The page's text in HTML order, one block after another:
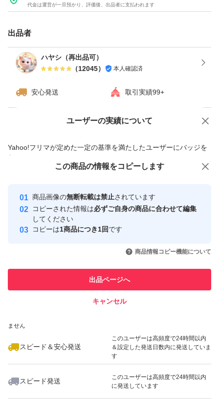
代金は運営が一旦預かり、評価後、出品者に支払われます
出品者
ハヤシ（再出品可）
（12045） 本人確認済
安心発送 取引実績99+
ユーザーの実績について
Yahoo!フリマが定めた一定の基準を満たしたユーザーにバッジを
付与しています
安心取引出品者
心・安全なユーザーです
取引実績
引を完了させた実績があります
での取引実績があります
ません
スピード＆安心発送
このユーザーは高頻度で24時間以内
＆設定した発送日数内に発送していま
す
スピード発送
このユーザーは高頻度で24時間以内
に発送しています
価格の相談 商品への質問
この商品の情報をコピーします
商品画像の無断転載は禁止されています
コピーされた情報は必ずご自身の商品に合わせて編集
してください
コピーは1商品につき1回です
商品情報コピー機能について
出品ページへ
キャンセル
この商品をみている人にオススメ
いいね！
1,680